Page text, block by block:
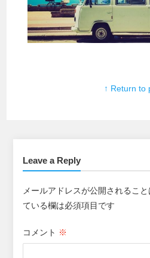
↑ Return to
Leave a Reply
メールアドレスが公開されること
ている欄は必須項目です
コメント ※